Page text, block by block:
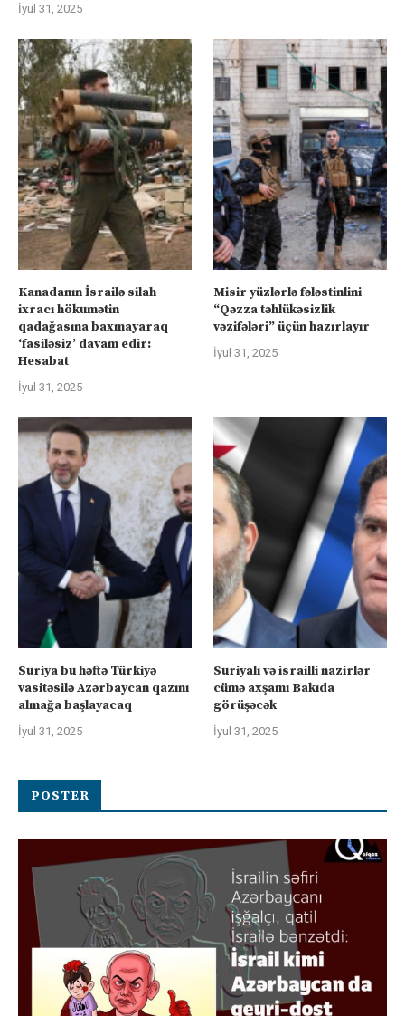
İyul 31, 2025
Kanadanın İsrailə silah
ixracı hökumətin
qadağasına baxmayaraq
‘fasiləsiz’ davam edir:
Hesabat
İyul 31, 2025
Misir yüzlərlə fələstinlini
“Qəzza təhlükəsizlik
vəzifələri” üçün hazırlayır
İyul 31, 2025
Suriya bu həftə Türkiyə
vasitəsilə Azərbaycan qazını
almağa başlayacaq
İyul 31, 2025
Suriyalı və israilli nazirlər
cümə axşamı Bakıda
görüşəcək
İyul 31, 2025
POSTER